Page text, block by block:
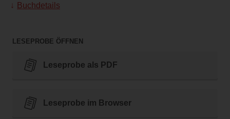
Buchdetails
LESEPROBE ÖFFNEN
Leseprobe als PDF
Leseprobe im Browser